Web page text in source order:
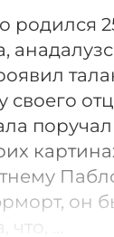
своего
он
...